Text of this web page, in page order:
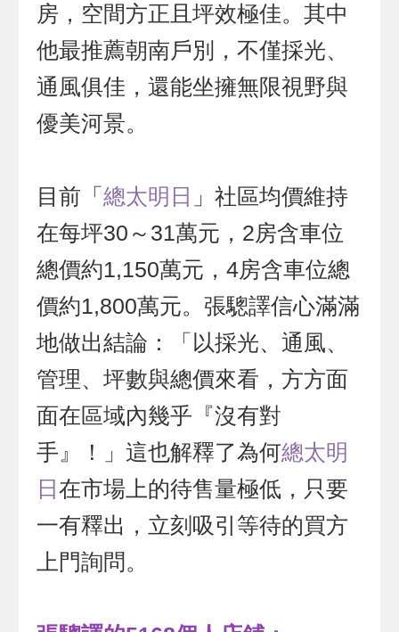
房，空間方正且坪效極佳。其中
他最推薦朝南戶別，不僅採光、
通風俱佳，還能坐擁無限視野與
優美河景。
目前「總太明日 」社區均價維持
在每坪30～31萬元，2房含車位
總價約1,150萬元，4房含車位總
價約1,800萬元。張驄譯信心滿滿
地做出結論：「以採光、通風、
管理、坪數與總價來看，方方面
面在區域內幾乎『沒有對
手』！」這也解釋了為何總太明
日在市場上的待售量極低，只要
一有釋出，立刻吸引等待的買方
上門詢問。